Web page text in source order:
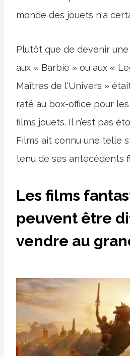
monde des jouets n'a
Plutôt que de devenir
aux « Barbie » ou aux «
Maîtres de l'Univers »
raté au box-office pour
films jouets. Il n’est pas
Films ait connu une telle
tenu de ses antécédents
Les films
peuvent être
vendre au